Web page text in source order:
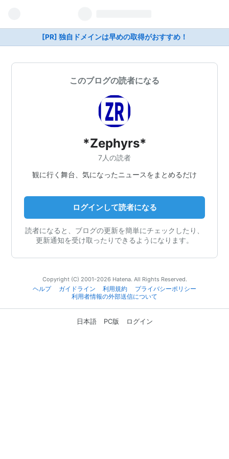
[PR] 独自ドメインは早めの取得がおすすめ！
このブログの読者になる
*Zephyrs*
7人の読者
観に行く舞台、気になったニュースをまとめるだけ
ログインして読者になる
読者になると、ブログの更新を簡単にチェックしたり、
更新通知を受け取ったりできるようになります。
Copyright (C) 2001-2026 Hatena. All Rights Reserved.
ヘルプ
ガイドライン 利用規約
プライバシーポリシー
利用者情報の外部送信について
日本語 PC版 ログイン